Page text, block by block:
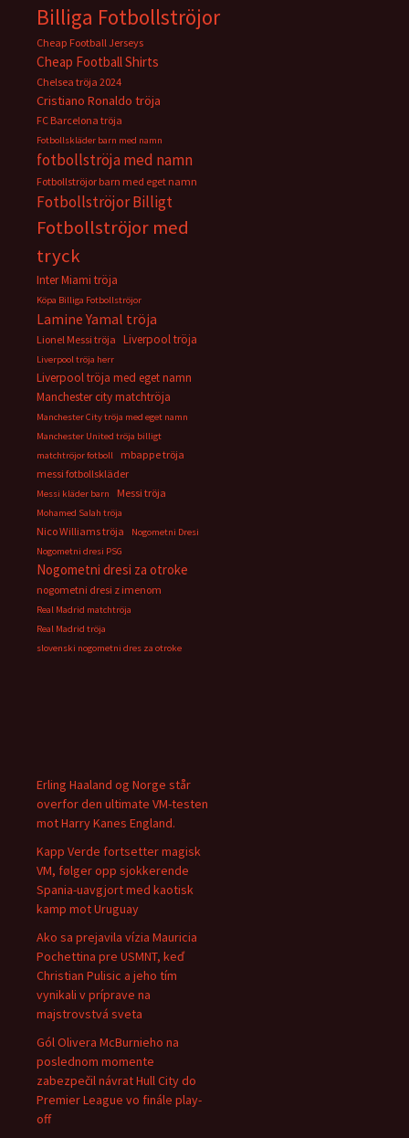
Billiga Fotbollströjor
Cheap Football Jerseys
Cheap Football Shirts
Chelsea tröja 2024
Cristiano Ronaldo tröja
FC Barcelona tröja
Fotbollskläder barn med namn
fotbollströja med namn
Fotbollströjor barn med eget namn
Fotbollströjor Billigt
Fotbollströjor med
tryck
Inter Miami tröja
Köpa Billiga Fotbollströjor
Lamine Yamal tröja
Lionel Messi tröja Liverpool tröja
Liverpool tröja herr
Liverpool tröja med eget namn
Manchester city matchtröja
Manchester City tröja med eget namn
Manchester United tröja billigt
matchtröjor fotboll
mbappe tröja
messi fotbollskläder
Messi kläder barn Messi tröja
Mohamed Salah tröja
Nico Williams tröja
Nogometni Dresi
Nogometni dresi PSG
Nogometni dresi za otroke
nogometni dresi z imenom
Real Madrid matchtröja
Real Madrid tröja
slovenski nogometni dres za otroke
Erling Haaland og Norge står
overfor den ultimate VM-testen
mot Harry Kanes England.
Kapp Verde fortsetter magisk
VM, følger opp sjokkerende
Spania-uavgjort med kaotisk
kamp mot Uruguay
Ako sa prejavila vízia Mauricia
Pochettina pre USMNT, keď
Christian Pulisic a jeho tím
vynikali v príprave na
majstrovstvá sveta
Gól Olivera McBurnieho na
poslednom momente
zabezpečil návrat Hull City do
Premier League vo finále play-
off